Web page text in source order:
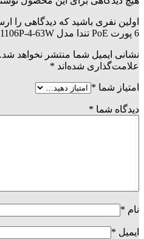
اولین نفری باشید که دیدگاهی را
6 پورت PoE تندا مدل TEG-1106P-4-63W”
نشانی ایمیل شما منتشر نخواهد شد.
علامت‌گذاری شده‌اند *
امتیاز شما *
دیدگاه شما *
نام *
ایمیل *